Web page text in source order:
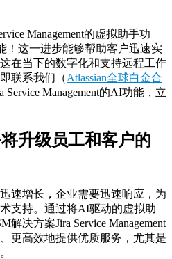
Management的虚拟助手功
！这一进步能够帮助客户迅速实
在当下的数字化和支持远程工作
联系我们（Atlassian全球白金合
Service Management的AI功能，立
升级员工和客户的
速增长，企业需要迅速响应，为
支持。通过将AI驱动的虚拟助
解决方案Jira Service Management
更高效地提供优质服务，尤其是